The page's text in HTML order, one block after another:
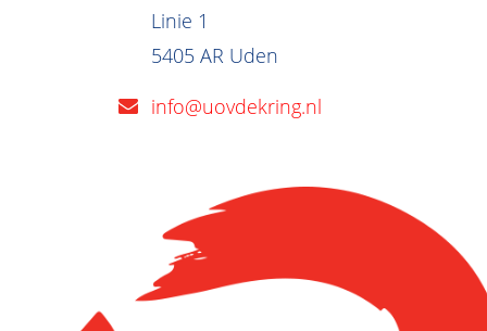
Linie 1
5405 AR Uden
info@uovdekring.nl